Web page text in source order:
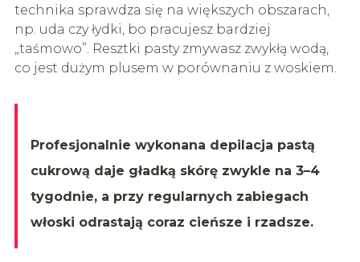
technika sprawdza się na większych obszarach,
np. uda czy łydki, bo pracujesz bardziej
„taśmowo”. Resztki pasty zmywasz zwykłą wodą,
co jest dużym plusem w porównaniu z woskiem.
Profesjonalnie wykonana depilacja pastą
cukrową daje gładką skórę zwykle na 3–4
tygodnie, a przy regularnych zabiegach
włoski odrastają coraz cieńsze i rzadsze.